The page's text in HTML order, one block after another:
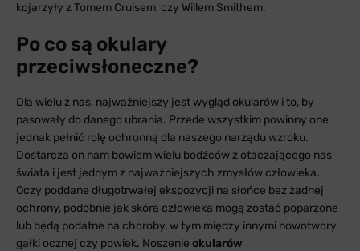
kojarzyły z Tomem Cruisem, czy Willem Smithem.
Po co są okulary
przeciwsłoneczne?
Dla wielu z nas, najważniejszy jest wygląd okularów i to, by
pasowały do danego ubrania. Przede wszystkim powinny one
jednak pełnić rolę ochronną dla naszego narządu wzroku.
Dostarcza on nam bowiem wielu bodźców z otaczającego nas
świata i jest jednym z najważniejszych zmysłów człowieka.
Oczy poddane długotrwałej ekspozycji na słońce bez żadnej
ochrony, podobnie jak skóra człowieka mogą zostać poparzone
lub będą podatne na choroby, w tym między innymi nowotwory
gałki ocznej czy powiek. Noszenie okularów